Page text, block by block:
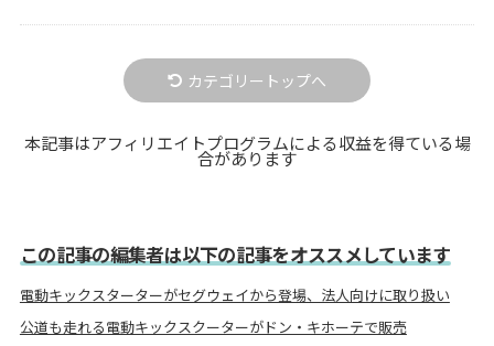
カテゴリートップへ
本記事はアフィリエイトプログラムによる収益を得ている場
合があります
この記事の編集者は以下の記事をオススメしています
電動キックスターターがセグウェイから登場、法人向けに取り扱い
公道も走れる電動キックスクーターがドン・キホーテで販売